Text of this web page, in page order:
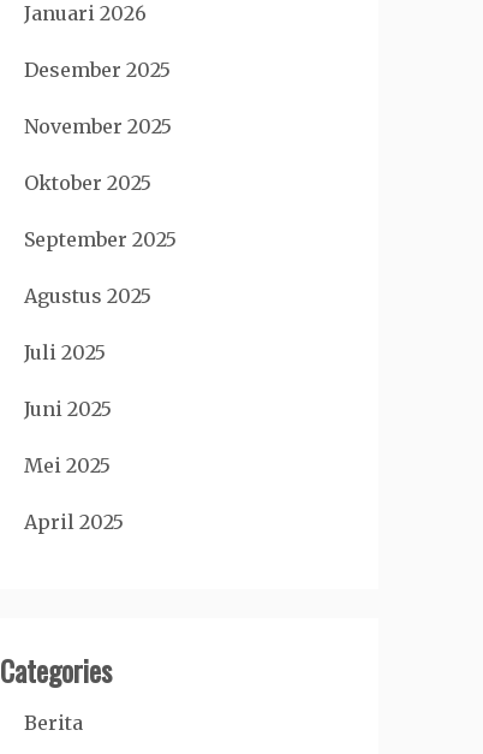
Januari 2026
Desember 2025
November 2025
Oktober 2025
September 2025
Agustus 2025
Juli 2025
Juni 2025
Mei 2025
April 2025
Categories
Berita